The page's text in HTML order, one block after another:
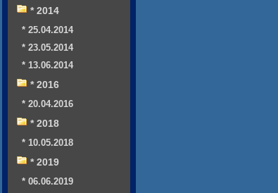
* 2014
* 25.04.2014
* 23.05.2014
* 13.06.2014
* 2016
* 20.04.2016
* 2018
* 10.05.2018
* 2019
* 06.06.2019